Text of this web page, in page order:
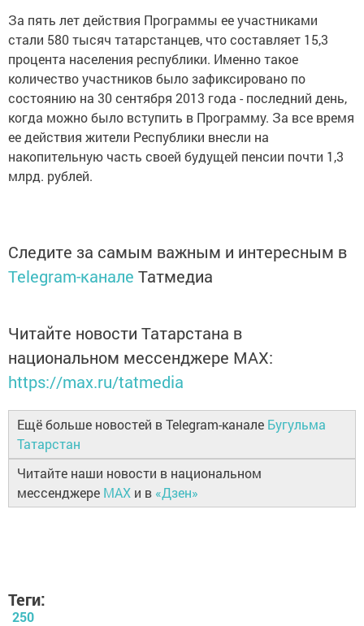
За пять лет действия Программы ее участниками
стали 580 тысяч татарстанцев, что составляет 15,3
процента населения республики. Именно такое
количество участников было зафиксировано по
состоянию на 30 сентября 2013 года - последний день,
когда можно было вступить в Программу. За все время
ее действия жители Республики внесли на
накопительную часть своей будущей пенсии почти 1,3
млрд. рублей.
Следите за самым важным и интересным в
Telegram-канале Татмедиа
Читайте новости Татарстана в
национальном мессенджере MАХ:
https://max.ru/tatmedia
Ещё больше новостей в Telegram-канале Бугульма
Татарстан
Читайте наши новости в национальном
мессенджере MAX и в «Дзен»
Теги:
250